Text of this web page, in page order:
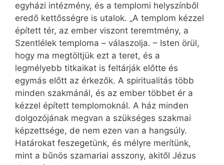
egyházi intézmény, és a templomi helyszínből
eredő kettősségre is utalok. „A templom kézzel
épített tér, az ember viszont teremtmény, a
Szentlélek temploma – válaszolja. – Isten örül,
hogy ma megtöltjük ezt a teret, és a
legmélyebb titkaikat is feltárják előtte és
egymás előtt az érkezők. A spiritualitás több
minden szakmánál, és az ember többet ér a
kézzel épített templomoknál. A ház minden
dolgozójának megvan a szükséges szakmai
képzettsége, de nem ezen van a hangsúly.
Határokat feszegetünk, és mélyre merítünk,
mint a bűnös szamariai asszony, akitől Jézus